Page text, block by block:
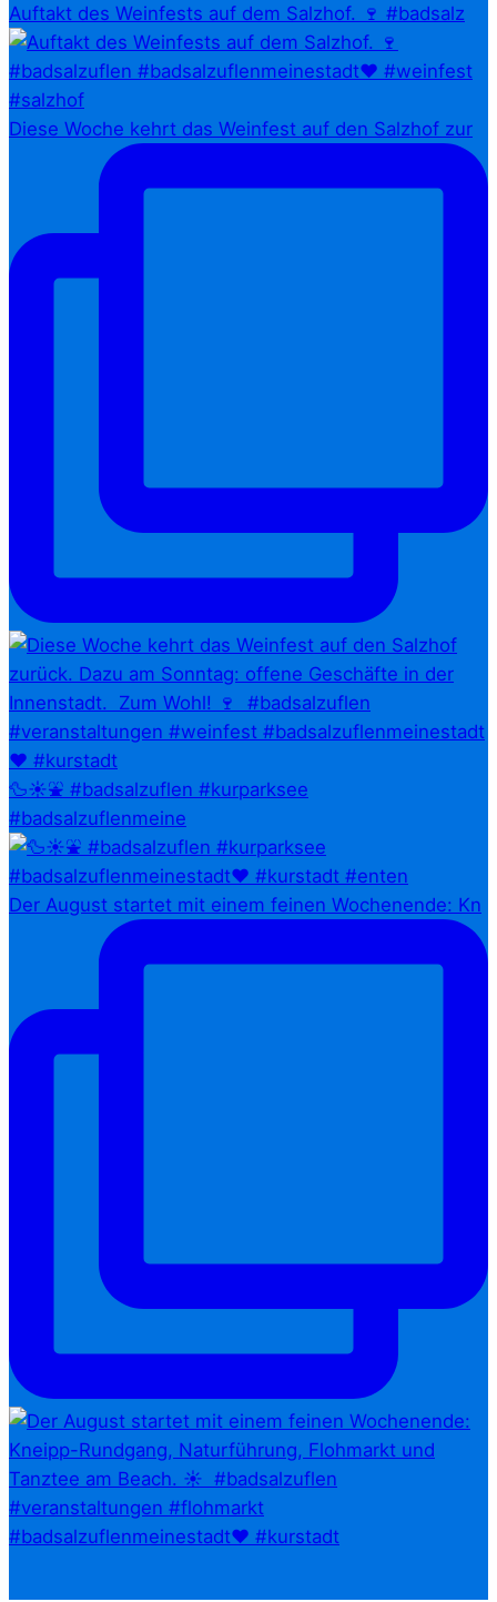
Auftakt des Weinfests auf dem Salzhof. 🍷 #badsalz
Diese Woche kehrt das Weinfest auf den Salzhof zur
🦆☀️⛲ #badsalzuflen #kurparksee
#badsalzuflenmeine
Der August startet mit einem feinen Wochenende: Kn